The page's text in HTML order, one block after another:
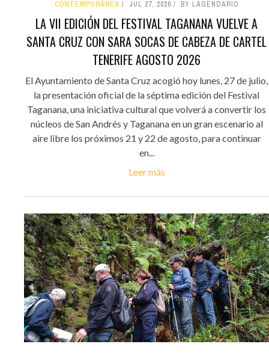
CONTEMPORÁNEA JUL 27, 2026 BY LAGENDARIO
LA VII EDICIÓN DEL FESTIVAL TAGANANA VUELVE A
SANTA CRUZ CON SARA SOCAS DE CABEZA DE CARTEL
TENERIFE AGOSTO 2026
El Ayuntamiento de Santa Cruz acogió hoy lunes, 27 de julio,
la presentación oficial de la séptima edición del Festival
Taganana, una iniciativa cultural que volverá a convertir los
núcleos de San Andrés y Taganana en un gran escenario al
aire libre los próximos 21 y 22 de agosto, para continuar
en...
Leer más